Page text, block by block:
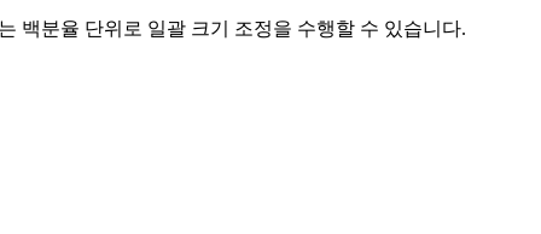
백분율 단위로 일괄 크기 조정을 수행할 수 있습니다.